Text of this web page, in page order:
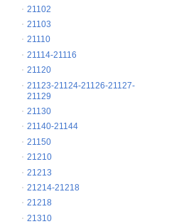
21102
21103
21110
21114-21116
21120
21123-21124-21126-21127-
21129
21130
21140-21144
21150
21210
21213
21214-21218
21218
21310